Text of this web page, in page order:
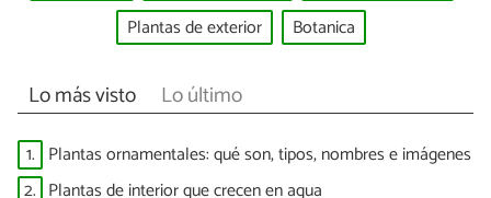
Plantas de exterior
Botanica
Lo más visto Lo último
1. Plantas ornamentales: qué son, tipos, nombres e imágenes
2. Plantas de interior que crecen en agua